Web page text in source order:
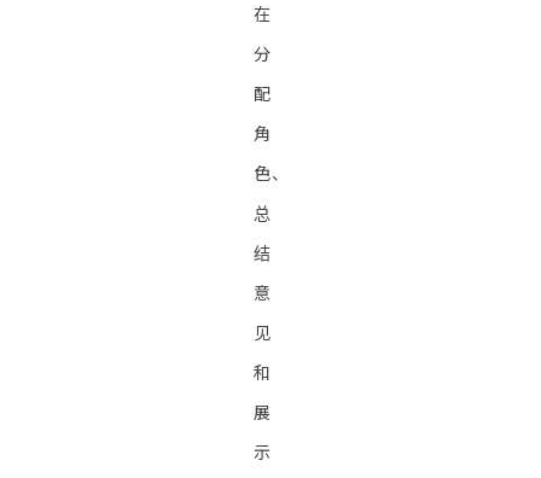
在
分
配
角
色、
总
结
意
见
和
展
示